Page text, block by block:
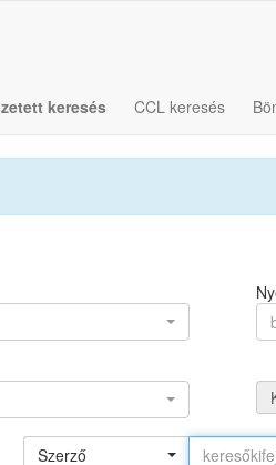
keresés CCL keresés
Szerző